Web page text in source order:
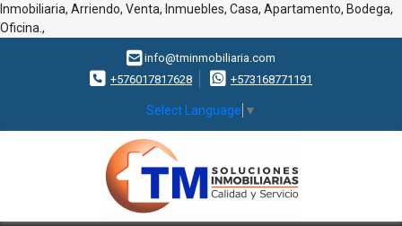
Inmobiliaria, Arriendo, Venta, Inmuebles, Casa, Apartamento, Bodega,
Oficina.,
info@tminmobiliaria.com
+576017817628
+573168771191
Select Language ▼